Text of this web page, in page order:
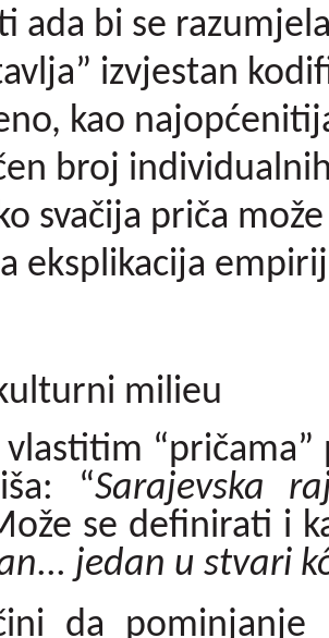
ada bi se
izvjestan
kao
broj
svačija priča
eksplikacija
milieu
vlastitim
“Sarajevska
se definirati i
jedan u stvari
da pominjanje